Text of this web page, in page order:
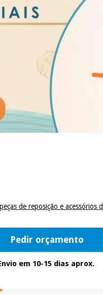
de reposição e acessórios
Pedir orçamento
em 10-15 dias aprox.